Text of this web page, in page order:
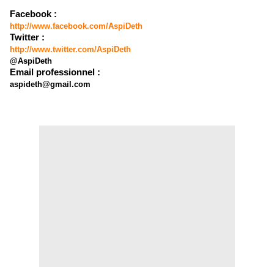
Facebook :
http://www.facebook.com/AspiDeth
Twitter :
http://www.twitter.com/AspiDeth
@AspiDeth
Email professionnel :
aspideth@gmail.com